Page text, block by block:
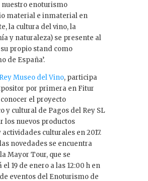
nuestro enoturismo
material e inmaterial en
la cultura del vino, la
y naturaleza) se presente al
propio stand como
de España’.
Museo del Vino, participa
por primera en Fitur
el proyecto
y cultural de Pagos del Rey SL
los nuevos productos
culturales en 2017.
novedades se encuentra
Mayor Tour, que se
19 de enero a las 12:00 h en
eventos del Enoturismo de